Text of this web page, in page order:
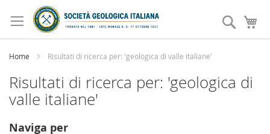
al
contenuto
Search
Home Risultati di ricerca per: 'geologica di valle italiane'
Risultati di ricerca per: 'geologica di
valle italiane'
Naviga per